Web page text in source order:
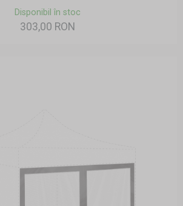
Disponibil în stoc
303,00 RON